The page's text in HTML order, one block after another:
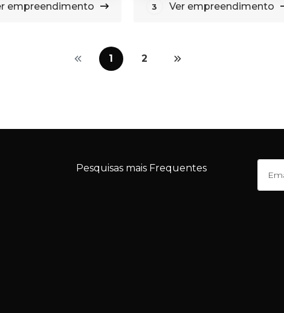
empreendimento 3 Ver empreendimento
1 2
Pesquisas mais Frequentes